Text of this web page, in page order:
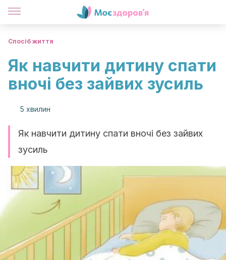
Спосіб життя
Як навчити дитину спати
вночі без зайвих зусиль
5 хвилин
Як навчити дитину спати вночі без зайвих
зусиль